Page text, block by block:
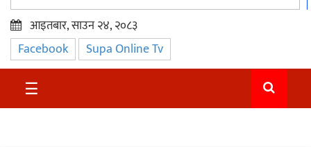
प्रमुख
समाचार
सुदुर
आइतबार, साउन २४, २०८३
Facebook Supa Online Tv
☰